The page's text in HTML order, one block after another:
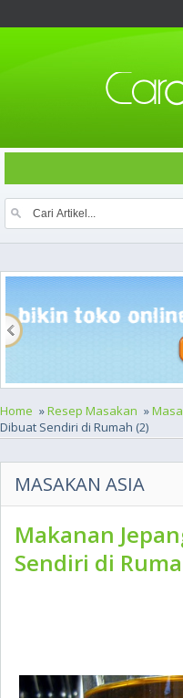
Home »Resep Masakan »
Dibuat Sendiri di Rumah (2)
MASAKAN ASIA
Makanan
Sendiri di